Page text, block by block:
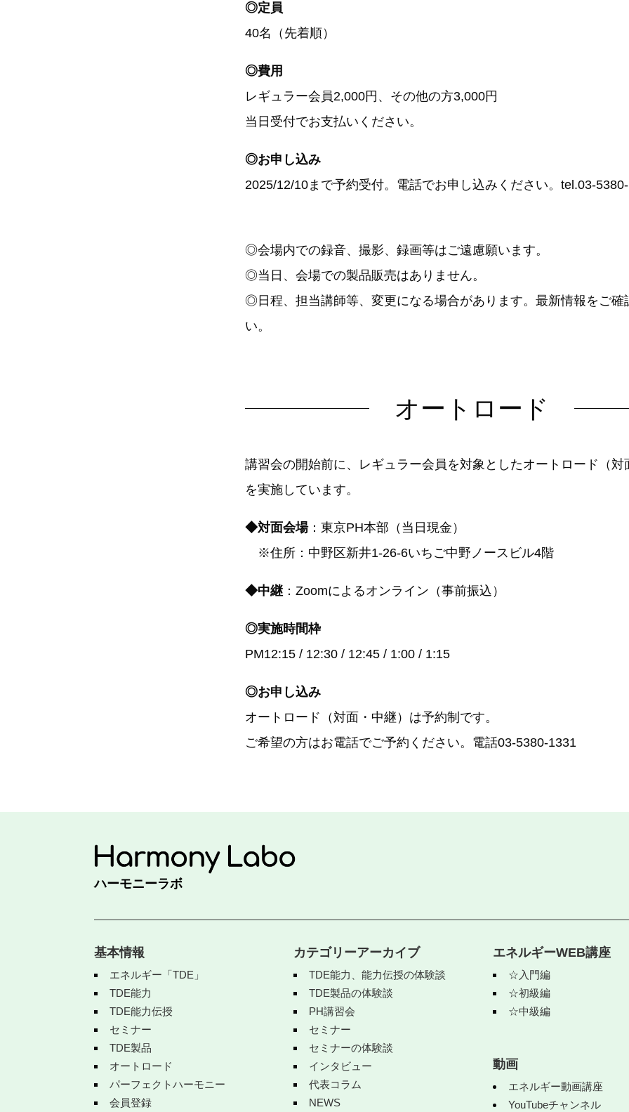
◎定員
40名（先着順）
◎費用
レギュラー会員2,000円、その他の方3,000円
当日受付でお支払いください。
◎お申し込み
2025/12/10まで予約受付。電話でお申し込みください。tel.03-
◎会場内での録音、撮影、録画等はご遠慮願います。
◎当日、会場での製品販売はありません。
◎日程、担当講師等、変更になる場合があります。最新情報をご確
い。
オートロード
講習会の開始前に、レギュラー会員を対象としたオートロード（対
を実施しています。
◆対面会場：東京PH本部（当日現金）
※住所：中野区新井1-26-6いちご中野ノースビル4階
◆中継 ：Zoomによるオンライン（事前振込）
◎実施時間枠
PM12:15 / 12:30 / 12:45 / 1:00 / 1:15
◎お申し込み
オートロード（対面・中継）は予約制です。
ご希望の方はお電話でご予約ください。電話03-5380-1331
ハーモニーラボ
基本情報
エネルギー「TDE」
TDE能力
TDE能力伝授
セミナー
TDE製品
オートロード
パーフェクトハーモニー
会員登録
カテゴリーアーカイブ
TDE能力、能力伝授の体験談
TDE製品の体験談
PH講習会
セミナー
セミナーの体験談
インタビュー
代表コラム
NEWS
エネルギーWEB講座
☆入門編
☆初級編
☆中級編
動画
エネルギー動画講座
YouTubeチャンネル